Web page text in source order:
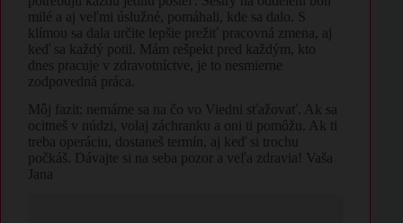
milé a aj veľmi úslužné, pomáhali, kde sa dalo. S
klímou sa dala určite lepšie prežiť pracovná zmena, aj
keď sa každý potil. Mám rešpekt pred každým, kto
dnes pracuje v zdravotníctve, je to nesmierne
zodpovedná práca.
Môj fazit: nemáme sa na čo vo Viedni sťažovať. Ak sa
ocitneš v núdzi, volaj záchranku a oni ti pomôžu. Ak ti
treba operáciu, dostaneš termín, aj keď si trochu
počkáš. Dávajte si na seba pozor a veľa zdravia! Vaša
Jana